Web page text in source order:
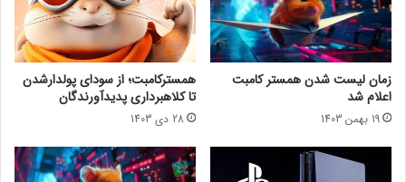
ر
ب
س
ی
ا
ر
ن
ا
ر
ی
و
د
ی
ج
ی
ت
زمان لیست شدن همستر کامبت
اعلام شد
19 بهمن 1403
همسترکامبت؛ از سودای پولدارشدن
تا کلاهبرداری پدیدآورندگان
28 دی 1403